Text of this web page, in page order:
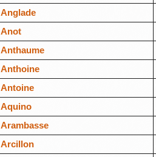
Anglade
Anot
Anthaume
Anthoine
Antoine
Aquino
Arambasse
Arcillon